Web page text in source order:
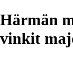
Härmän
vinkit